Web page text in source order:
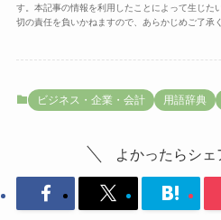
す。本記事の情報を利用したことによって生じた
切の責任を負いかねますので、あらかじめご了承
ビジネス・企業・会計 用語辞典
よかったらシェ